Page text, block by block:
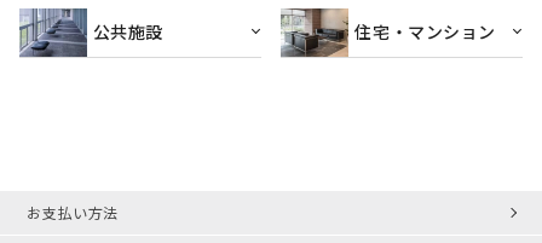
公共施設 住宅・マンション
お支払い方法